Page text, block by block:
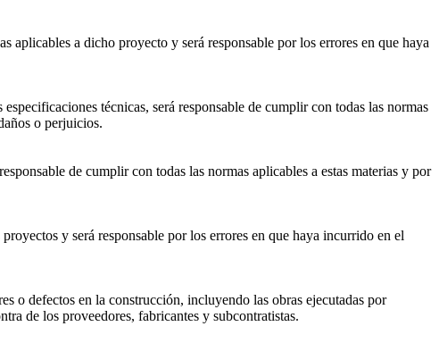
aplicables a dicho proyecto y será responsable por los errores en que haya
técnicas, será responsable de cumplir con todas las normas
o perjuicios.
de cumplir con todas las normas aplicables a estas materias y por
y será responsable por los errores en que haya incurrido en el
o defectos en la construcción, incluyendo las obras ejecutadas por
de los proveedores, fabricantes y subcontratistas.